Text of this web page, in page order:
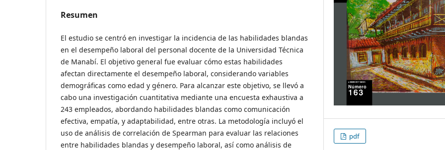
Resumen
El estudio se centró en investigar la incidencia de las habilidades blandas
en el desempeño laboral del personal docente de la Universidad Técnica
de Manabí. El objetivo general fue evaluar cómo estas habilidades
afectan directamente el desempeño laboral, considerando variables
demográficas como edad y género. Para alcanzar este objetivo, se llevó a
cabo una investigación cuantitativa mediante una encuesta exhaustiva a
243 empleados, abordando habilidades blandas como comunicación
efectiva, empatía, y adaptabilidad, entre otras. La metodología incluyó el
uso de análisis de correlación de Spearman para evaluar las relaciones
entre habilidades blandas y desempeño laboral, así como análisis de
pdf